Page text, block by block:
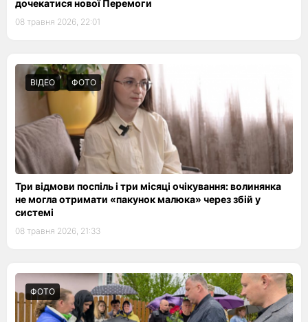
дочекатися нової Перемоги
08 травня 2026, 22:01
ВІДЕО ФОТО
Три відмови поспіль і три місяці очікування: волинянка
не могла отримати «пакунок малюка» через збій у
системі
08 травня 2026, 21:33
ФОТО